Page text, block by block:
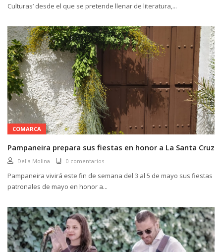
Culturas’ desde el que se pretende llenar de literatura,...
COMARCA
Pampaneira prepara sus fiestas en honor a La Santa Cruz
Delia Molina 0 comentarios
Pampaneira vivirá este fin de semana del 3 al 5 de mayo sus fiestas
patronales de mayo en honor a...